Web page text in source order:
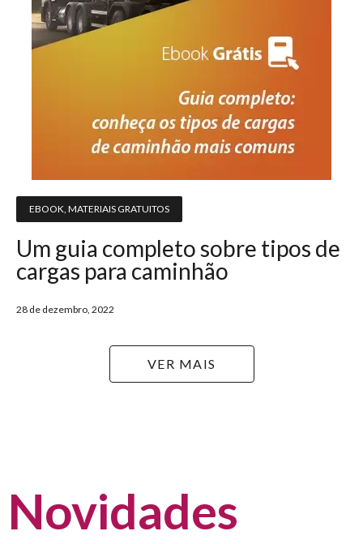
EBOOK, MATERIAIS GRATUITOS
Um guia completo sobre tipos de
cargas para caminhão
28 de dezembro, 2022
VER MAIS
Novidades